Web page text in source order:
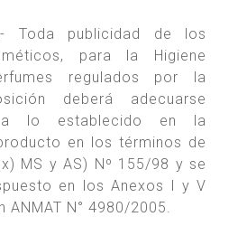
Toda publicidad de los
para la Higiene
regulados por la
deberá adecuarse
a lo establecido en la
en los términos de
MS y AS) Nº 155/98 y se
en los Anexos I y V
ANMAT N° 4980/2005.